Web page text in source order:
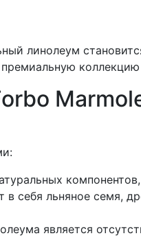
линолеум
себя льняное семя,
является